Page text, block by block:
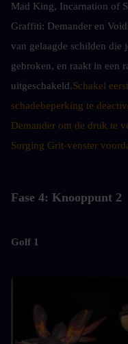
Mad King, Incarnation of
Graffiti: Demander en
van gelaagde schilden die
gebroken, en raakt in een
uitgeschakeld.Schakel
schadebeperking te
Demander om de druk te
Surging Grit-venster
Fase 4: Knooppunt 2
Golf 1